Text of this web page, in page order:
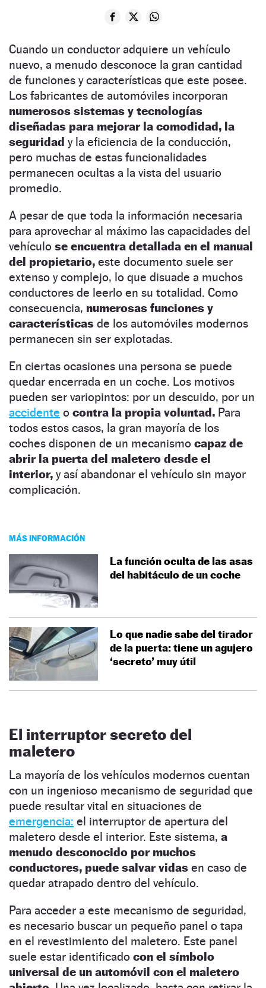
Cuando un conductor adquiere un vehículo
nuevo, a menudo desconoce la gran cantidad
de funciones y características que este posee.
Los fabricantes de automóviles incorporan
numerosos sistemas y tecnologías
diseñadas para mejorar la comodidad, la
seguridad y la eficiencia de la conducción,
pero muchas de estas funcionalidades
permanecen ocultas a la vista del usuario
promedio.
A pesar de que toda la información necesaria
para aprovechar al máximo las capacidades del
vehículo se encuentra detallada en el manual
del propietario, este documento suele ser
extenso y complejo, lo que disuade a muchos
conductores de leerlo en su totalidad. Como
consecuencia, numerosas funciones y
características de los automóviles modernos
permanecen sin ser explotadas.
En ciertas ocasiones una persona se puede
quedar encerrada en un coche. Los motivos
pueden ser variopintos: por un descuido, por un
accidente o contra la propia voluntad. Para
todos estos casos, la gran mayoría de los
coches disponen de un mecanismo capaz de
abrir la puerta del maletero desde el
interior, y así abandonar el vehículo sin mayor
complicación.
MÁS INFORMACIÓN
La función oculta de las asas
del habitáculo de un coche
Lo que nadie sabe del tirador
de la puerta: tiene un agujero
‘secreto’ muy útil
El interruptor secreto del
maletero
La mayoría de los vehículos modernos cuentan
con un ingenioso mecanismo de seguridad que
puede resultar vital en situaciones de
emergencia: el interruptor de apertura del
maletero desde el interior. Este sistema, a
menudo desconocido por muchos
conductores, puede salvar vidas en caso de
quedar atrapado dentro del vehículo.
Para acceder a este mecanismo de seguridad,
es necesario buscar un pequeño panel o tapa
en el revestimiento del maletero. Este panel
suele estar identificado con el símbolo
universal de un automóvil con el maletero